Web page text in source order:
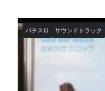
パチスロ サウンドトラック